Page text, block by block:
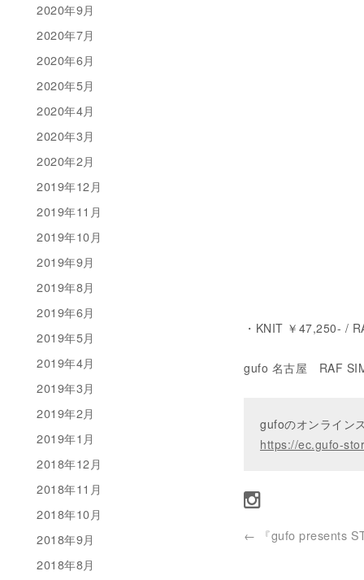
・KNIT ￥47,250- /
gufo 名古屋 RAF
gufoのオンライン
https://ec.gufo-
← 『gufo presents
2020年9月
2020年7月
2020年6月
2020年5月
2020年4月
2020年3月
2020年2月
2019年12月
2019年11月
2019年10月
2019年9月
2019年8月
2019年6月
2019年5月
2019年4月
2019年3月
2019年2月
2019年1月
2018年12月
2018年11月
2018年10月
2018年9月
2018年8月